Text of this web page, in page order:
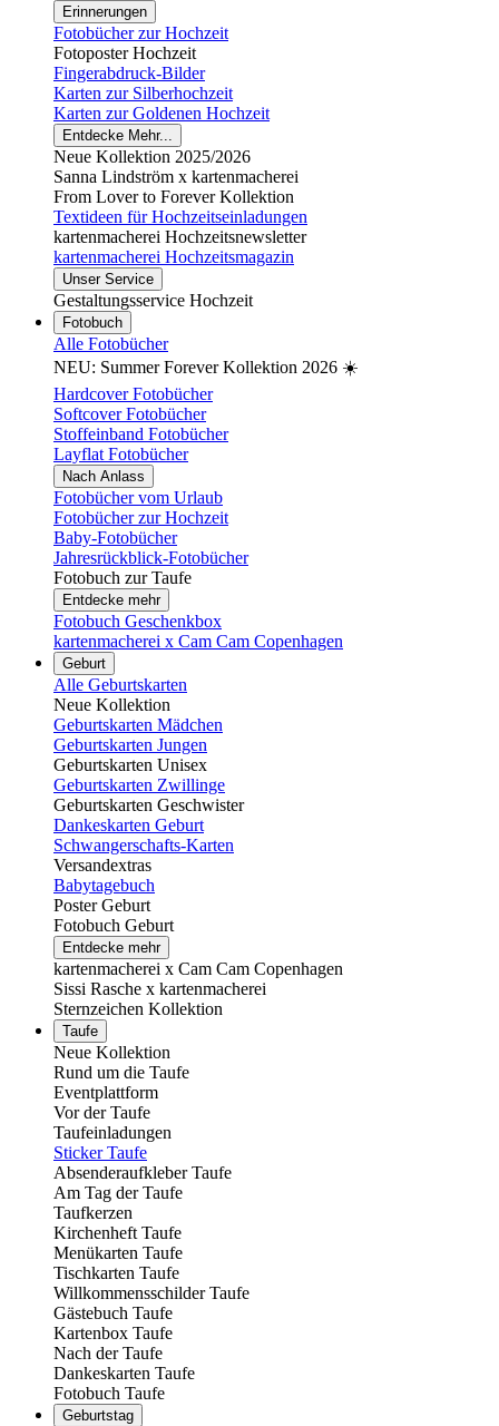
Erinnerungen
Fotobücher zur Hochzeit
Fotoposter Hochzeit
Fingerabdruck-Bilder
Karten zur Silberhochzeit
Karten zur Goldenen Hochzeit
Entdecke Mehr...
Neue Kollektion 2025/2026
Sanna Lindström x kartenmacherei
From Lover to Forever Kollektion
Textideen für Hochzeitseinladungen
kartenmacherei Hochzeitsnewsletter
kartenmacherei Hochzeitsmagazin
Unser Service
Gestaltungsservice Hochzeit
Fotobuch
Alle Fotobücher
NEU: Summer Forever Kollektion 2026 ☀️
Hardcover Fotobücher
Softcover Fotobücher
Stoffeinband Fotobücher
Layflat Fotobücher
Nach Anlass
Fotobücher vom Urlaub
Fotobücher zur Hochzeit
Baby-Fotobücher
Jahresrückblick-Fotobücher
Fotobuch zur Taufe
Entdecke mehr
Fotobuch Geschenkbox
kartenmacherei x Cam Cam Copenhagen
Geburt
Alle Geburtskarten
Neue Kollektion
Geburtskarten Mädchen
Geburtskarten Jungen
Geburtskarten Unisex
Geburtskarten Zwillinge
Geburtskarten Geschwister
Dankeskarten Geburt
Schwangerschafts-Karten
Versandextras
Babytagebuch
Poster Geburt
Fotobuch Geburt
Entdecke mehr
kartenmacherei x Cam Cam Copenhagen
Sissi Rasche x kartenmacherei
Sternzeichen Kollektion
Taufe
Neue Kollektion
Rund um die Taufe
Eventplattform
Vor der Taufe
Taufeinladungen
Sticker Taufe
Absenderaufkleber Taufe
Am Tag der Taufe
Taufkerzen
Kirchenheft Taufe
Menükarten Taufe
Tischkarten Taufe
Willkommensschilder Taufe
Gästebuch Taufe
Kartenbox Taufe
Nach der Taufe
Dankeskarten Taufe
Fotobuch Taufe
Geburtstag